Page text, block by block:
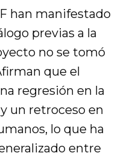
han manifestado
previas a la
no se tomó
que el
regresión en la
un retroceso en
lo que ha
entre